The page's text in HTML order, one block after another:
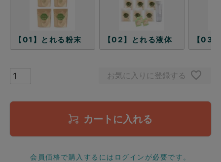
【01】とれる粉末 【02】とれる液体 【03
お気に入りに登録する
カートに入れる
会員価格で購入するにはログインが必要です。